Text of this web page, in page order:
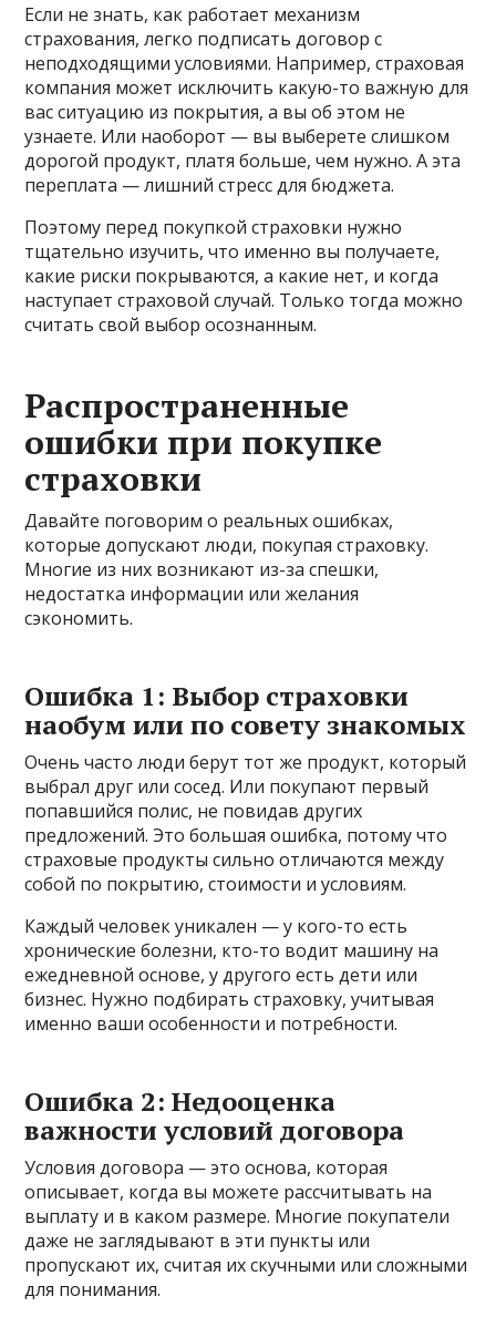
Если не знать, как работает механизм
страхования, легко подписать договор с
неподходящими условиями. Например, страховая
компания может исключить какую-то важную для
вас ситуацию из покрытия, а вы об этом не
узнаете. Или наоборот — вы выберете слишком
дорогой продукт, платя больше, чем нужно. А эта
переплата — лишний стресс для бюджета.
Поэтому перед покупкой страховки нужно
тщательно изучить, что именно вы получаете,
какие риски покрываются, а какие нет, и когда
наступает страховой случай. Только тогда можно
считать свой выбор осознанным.
Распространенные
ошибки при покупке
страховки
Давайте поговорим о реальных ошибках,
которые допускают люди, покупая страховку.
Многие из них возникают из-за спешки,
недостатка информации или желания
сэкономить.
Ошибка 1: Выбор страховки
наобум или по совету знакомых
Очень часто люди берут тот же продукт, который
выбрал друг или сосед. Или покупают первый
попавшийся полис, не повидав других
предложений. Это большая ошибка, потому что
страховые продукты сильно отличаются между
собой по покрытию, стоимости и условиям.
Каждый человек уникален — у кого-то есть
хронические болезни, кто-то водит машину на
ежедневной основе, у другого есть дети или
бизнес. Нужно подбирать страховку, учитывая
именно ваши особенности и потребности.
Ошибка 2: Недооценка
важности условий договора
Условия договора — это основа, которая
описывает, когда вы можете рассчитывать на
выплату и в каком размере. Многие покупатели
даже не заглядывают в эти пункты или
пропускают их, считая их скучными или сложными
для понимания.